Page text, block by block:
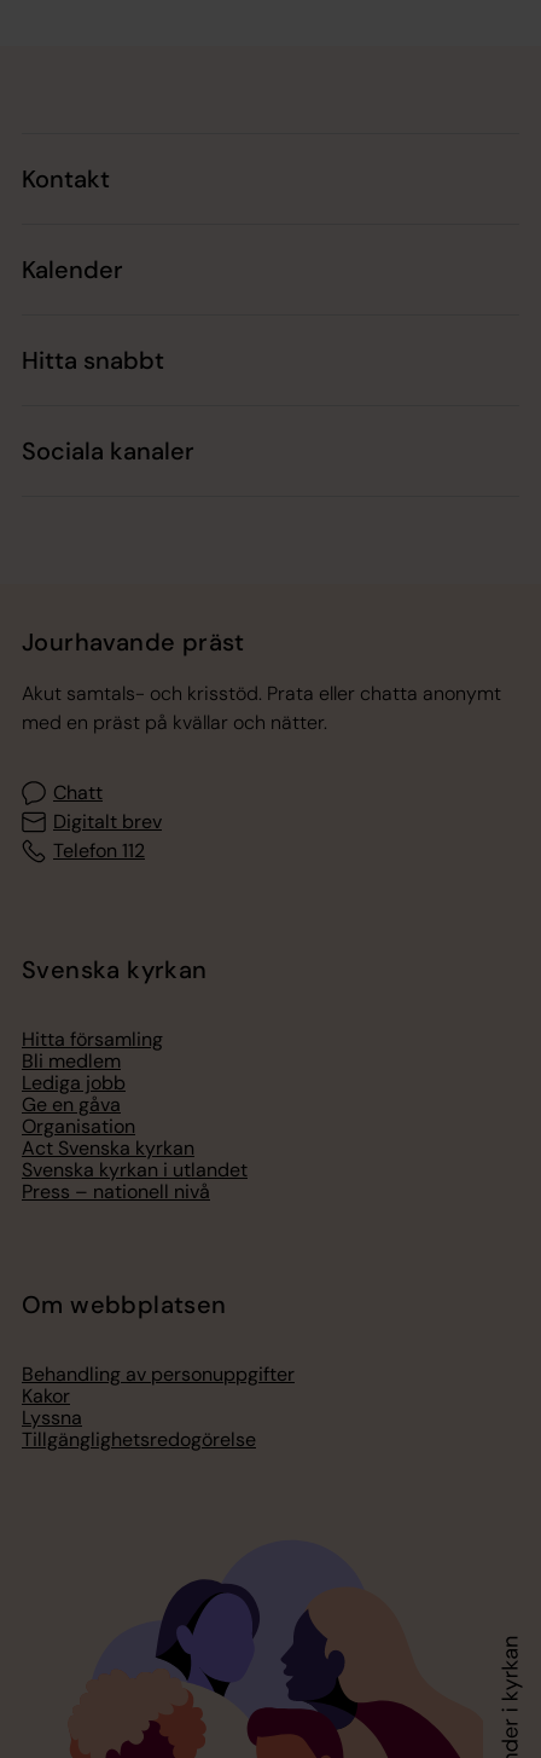
Kontakt
Kalender
Hitta snabbt
Sociala kanaler
Jourhavande präst
Akut samtals- och krisstöd. Prata eller chatta anonymt
med en präst på kvällar och nätter.
Chatt
Digitalt brev
Telefon 112
Svenska kyrkan
Hitta församling
Bli medlem
Lediga jobb
Ge en gåva
Organisation
Act Svenska kyrkan
Svenska kyrkan i utlandet
Press – nationell nivå
Om webbplatsen
Behandling av personuppgifter
Kakor
Lyssna
Tillgänglighetsredogörelse